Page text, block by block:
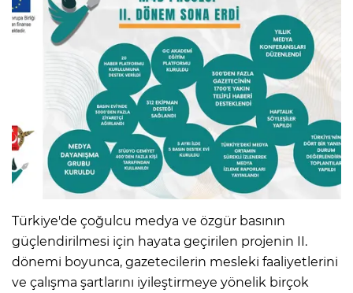
Türkiye'de çoğulcu medya ve özgür basının
güçlendirilmesi için hayata geçirilen projenin II.
dönemi boyunca, gazetecilerin mesleki faaliyetlerini
ve çalışma şartlarını iyileştirmeye yönelik birçok